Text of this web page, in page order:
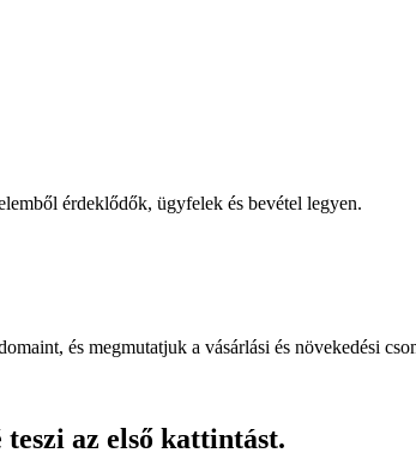
érdeklődők, ügyfelek és bevétel legyen.
és megmutatjuk a vásárlási és növekedési
az első kattintást.